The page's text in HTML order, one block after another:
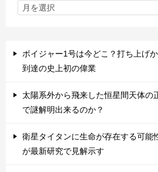
ボイジャー1号は今どこ？打ち上げ
到達の史上初の偉業
太陽系外から飛来した恒星間天体の
で謎解明出来るのか？
衛星タイタンに生命が存在する可能
が最新研究で見解示す